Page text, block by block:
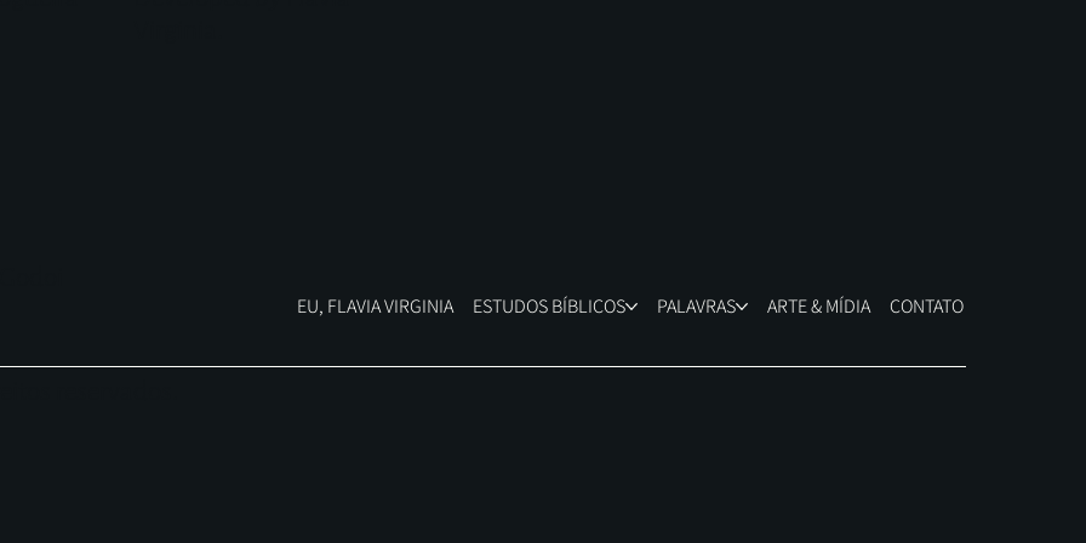
EU, FLAVIA VIRGINIA ESTUDOS BÍBLICOS PALAVRAS ARTE & MÍDIA CONTATO